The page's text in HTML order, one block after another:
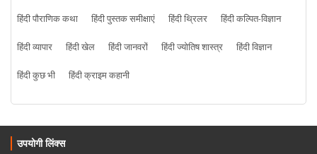
हिंदी पौराणिक कथा
हिंदी पुस्तक समीक्षाएं हिंदी थ्रिलर
हिंदी कल्पित-विज्ञान
हिंदी व्यापार
हिंदी खेल हिंदी जानवरों हिंदी ज्योतिष शास्त्र
हिंदी विज्ञान
हिंदी कुछ भी
हिंदी क्राइम कहानी
उपयोगी लिंक्स